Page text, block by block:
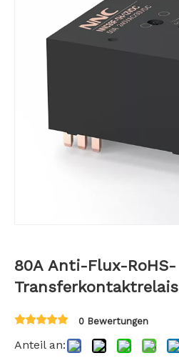
80A Anti-Flux-RoHS-
Transferkontaktrelais
0 Bewertungen
Anteil an: